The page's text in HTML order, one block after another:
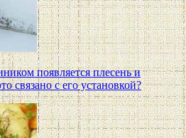
появляется плесень и
связано с его установкой?